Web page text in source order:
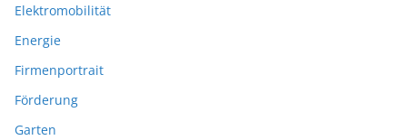
Elektromobilität
Energie
Firmenportrait
Förderung
Garten